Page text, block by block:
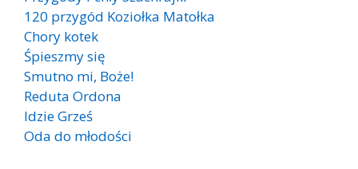
120 przygód Koziołka Matołka
Chory kotek
Śpieszmy się
Smutno mi, Boże!
Reduta Ordona
Idzie Grześ
Oda do młodości